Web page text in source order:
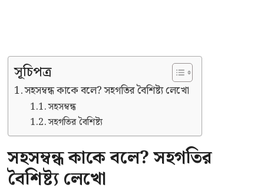
সূচিপত্র
সহসম্বন্ধ কাকে বলে? সহগতির বৈশিষ্ট্য লেখো
সহসম্বন্ধ
সহগতির বৈশিষ্ট্য
সহসম্বন্ধ কাকে বলে? সহগতির
বৈশিষ্ট্য লেখো